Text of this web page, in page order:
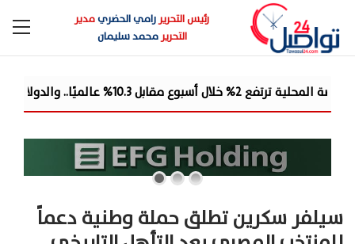
رئيس التحريررامي الحضريمدير
التحريرمحمد سليمان
سيلفر سكرين تطلق حملة وطنية دعماً